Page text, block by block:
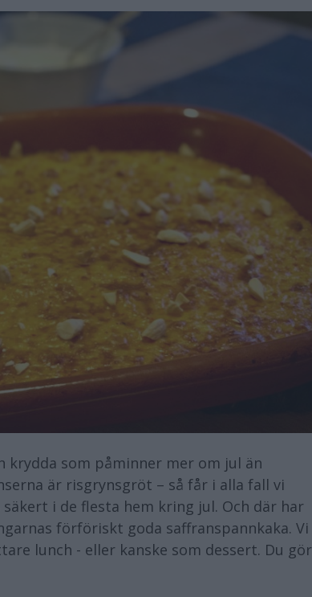
krydda som påminner mer om jul än
är risgrynsgröt – så får i alla fall vi
i de flesta hem kring jul. Och där har
förföriskt goda saffranspannkaka. Vi
lunch - eller kanske som dessert. Du gör